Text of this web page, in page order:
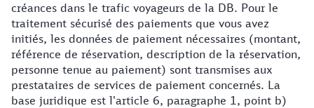
créances dans le trafic voyageurs de la DB. Pour le
traitement sécurisé des paiements que vous avez
initiés, les données de paiement nécessaires (montant,
référence de réservation, description de la réservation,
personne tenue au paiement) sont transmises aux
prestataires de services de paiement concernés. La
base juridique est l'article 6, paragraphe 1, point b)